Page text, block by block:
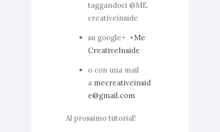
taggandoci @ME
creativeinside
su google+ +Me
CreativeInside
o con una mail
a mecreativeinsid
e@gmail.com
Al prossimo tutorial!